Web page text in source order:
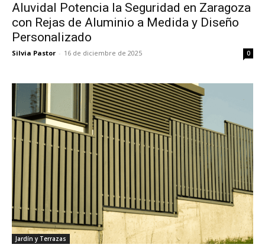
Aluvidal Potencia la Seguridad en Zaragoza
con Rejas de Aluminio a Medida y Diseño
Personalizado
Silvia Pastor - 16 de diciembre de 2025 0
Jardín y Terrazas